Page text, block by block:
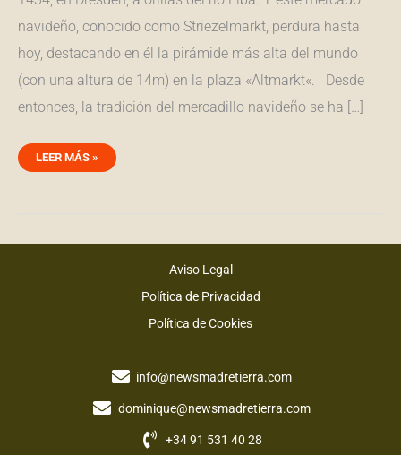
navideño, conocido como Striezelmarkt, perdura hasta
hoy, destacando en él la pirámide más alta del mundo
(con una altura de 14m) en la plaza «Altmarkt«. Desde
entonces, la tradición del mercadillo navideño se ha […]
LEER MÁS »
Aviso Legal
Política de Privacidad
Política de Cookies
info@newsmadretierra.com
dominique@newsmadretierra.com
+34 91 531 40 28